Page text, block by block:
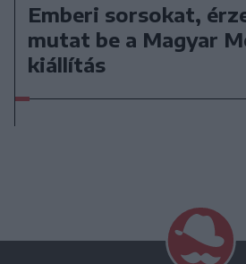
Emberi sorsokat,
mutat be a Magyar
kiállítás